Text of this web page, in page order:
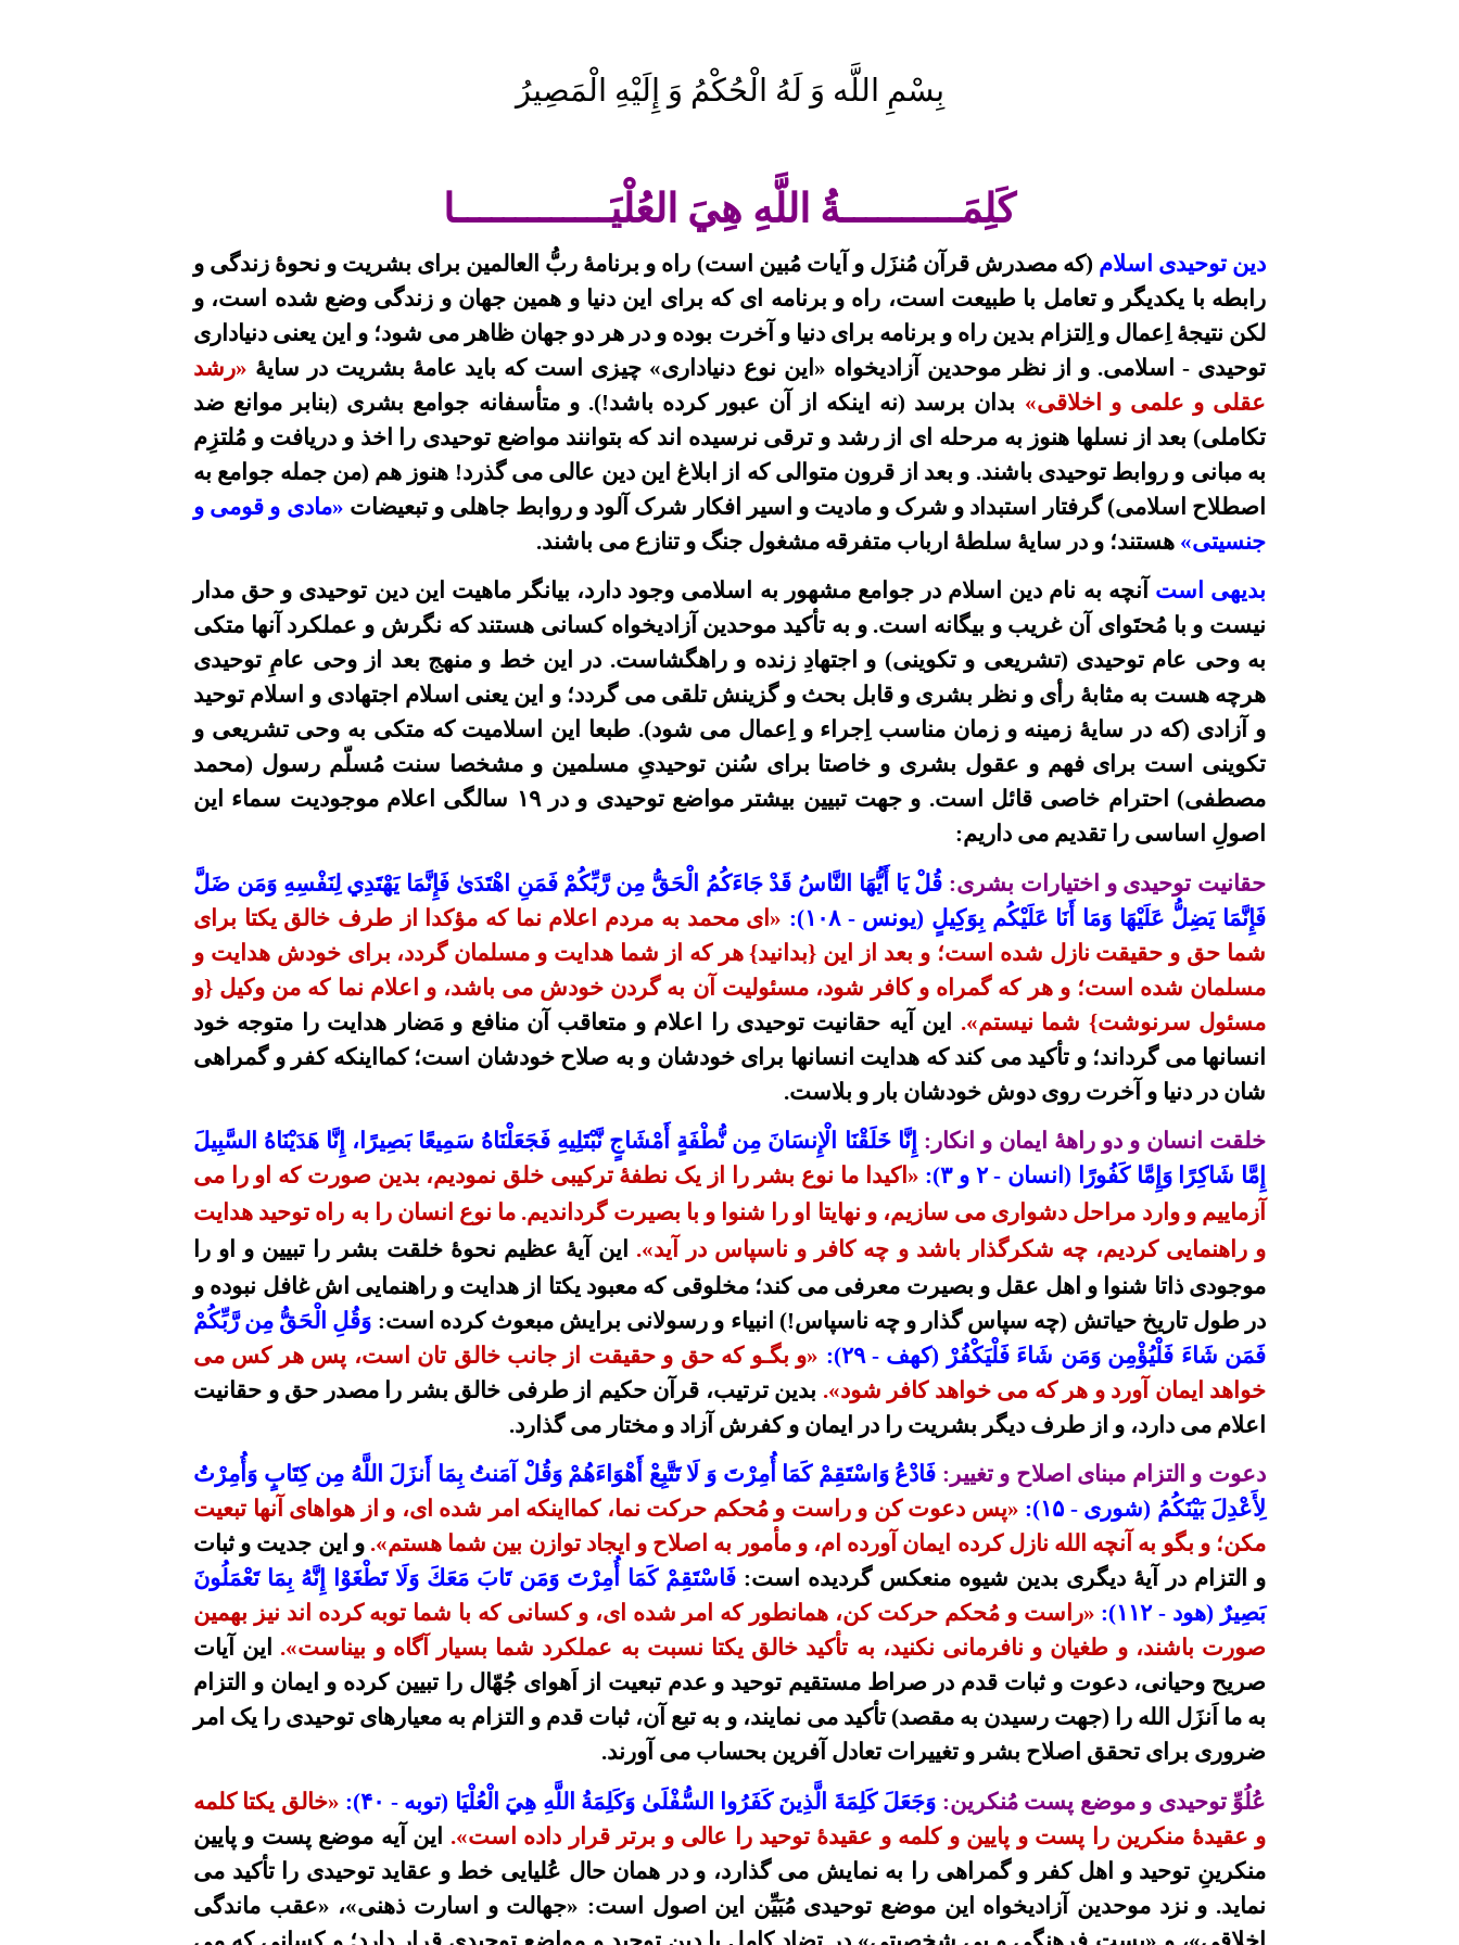
بِسْمِ اللَّه وَ لَهُ الْحُكْمُ وَ إِلَيْهِ الْمَصِيرُ
كَلِمَــــــــــةُ اللَّهِ هِيَ العُلْیَـــــــــــــا
دین توحیدی اسلام (که مصدرش قرآن مُنزَل و آیات مُبین است) راه و برنامۀ ربُّ العالمین برای بشریت و نحوۀ زندگی و
رابطه با یکدیگر و تعامل با طبیعت است، راه و برنامه ای که برای این دنیا و همین جهان و زندگی وضع شده است، و
لکن نتیجۀ اِعمال و اِلتزام بدین راه و برنامه برای دنیا و آخرت بوده و در هر دو جهان ظاهر می شود؛ و این یعنی دنیاداری
توحیدی - اسلامی. و از نظر موحدین آزادیخواه «این نوع دنیاداری» چیزی است که باید عامۀ بشریت در سایۀ «رشد
عقلی و علمی و اخلاقی» بدان برسد (نه اینکه از آن عبور کرده باشد!). و متأسفانه جوامع بشری (بنابر موانع ضد
تکاملی) بعد از نسلها هنوز به مرحله ای از رشد و ترقی نرسیده اند که بتوانند مواضع توحیدی را اخذ و دریافت و مُلتزِم
به مبانی و روابط توحیدی باشند. و بعد از قرون متوالی که از ابلاغ این دین عالی می گذرد! هنوز هم (من جمله جوامع به
اصطلاح اسلامی) گرفتار استبداد و شرک و مادیت و اسیر افکار شرک آلود و روابط جاهلی و تبعیضات «مادی و قومی و
جنسیتی» هستند؛ و در سایۀ سلطۀ ارباب متفرقه مشغول جنگ و تنازع می باشند.
بدیهی است آنچه به نام دین اسلام در جوامعمشهور به اسلامی وجود دارد، بیانگر ماهیت این دین توحیدی و حق مدار
نیست و با مُحتَوای آن غریب و بیگانه است. و به تأکید موحدین آزادیخواهکسانی هستند که نگرش و عملکرد آنها متکی
به وحی عام توحیدی (تشریعی و تکوینی) و اجتهادِ زنده و راهگشاست. در این خط و منهج بعد ازوحی عامِ توحیدی
هرچه هست به مثابۀ رأی و نظر بشری و قابل بحث و گزینش تلقی می گردد؛ و این یعنی اسلام اجتهادی و اسلام توحید
و آزادی (که در سایۀ زمینه و زمان مناسب اِجراء و اِعمال می شود). طبعا این اسلامیت که متکی به وحی تشریعی و
تکوینی
است برای فهم و عقول بشری و خاصتا برای سُنن توحیدیِ مسلمین و مشخصا سنت مُسلّم رسول (محمد
مصطفی) احترام خاصی قائل است.
و جهت تبیین بیشتر مواضع توحیدی و در ۱۹ سالگی اعلام موجودیت سماء این
اصولِ اساسی را تقدیم می داریم:
حقانیت توحیدی و اختیارات بشری: قُلْ يَا أَيُّهَا النَّاسُ قَدْ جَاءَكُمُ الْحَقُّ مِن رَّبِّكُمْ فَمَنِ اهْتَدَىٰ فَإِنَّمَا يَهْتَدِي لِنَفْسِهِ وَمَن ضَلَّ
فَإِنَّمَا يَضِلُّ عَلَيْهَا وَمَا أَنَا عَلَيْكُم بِوَكِيلٍ (یونس -۱۰۸): «ای محمد به مردم اعلام نما که مؤکدا از طرف خالق یکتا برای
شما حق و حقیقت نازل شده است؛ و بعد از این {بدانید} هر که از شما هدایت و مسلمان گردد، برای خودش هدایت و
مسلمان شده است؛ و هر که گمراه و کافر شود، مسئولیت آن به گردن خودش می باشد، و اعلام نما که من وکیل {و
مسئول سرنوشت} شما نیستم».
این آیه حقانیت توحیدی را اعلام و متعاقب آن منافع و مَضار هدایت را متوجه خود
انسانها می گرداند؛ و تأکید می کند که هدایت انسانها برای خودشان و به صلاح خودشان است؛ کمااینکه کفر و گمراهی
شان در دنیا و آخرت روی دوش خودشان بار و بلاست.
خلقت انسان و دو راهۀ ایمان و انکار: إِنَّا خَلَقْنَا الْإِنسَانَ مِن نُّطْفَةٍ أَمْشَاجٍ نَّبْتَلِيهِ فَجَعَلْنَاهُ سَمِيعًا بَصِيرًا، إِنَّا هَدَيْنَاهُ السَّبِيلَ
إِمَّا شَاكِرًا وَإِمَّا كَفُورًا (انسان - ۲ و ۳):
« اکیداما نوع بشر را از یک نطفۀ ترکیبی خلق نمودیم، بدین صورت که او را می
آزماییم و وارد مراحل دشواری می سازیم، و نهایتا او را شنوا و با بصیرت گرداندیم. ما نوع انسان را به راه توحید هدایت
و راهنمایی کردیم، چه شکرگذار باشد و چه کافر و ناسپاس در آید». این آ یۀ عظیم نحوۀ خلقت بشر را تبیین و او را
موجودی ذاتا شنوا و اهل عقل و بصیرت معرفی می کند؛ مخلوقی کهمعبود یکتا از هدایت و راهنمایی اش غافل نبوده و
در طول تاریخحیاتش (چه سپاس گذار و چه ناسپاس!) انبیاء و رسولانی برایشمبعوث کرده است: وَقُلِ الْحَقُّ مِن رَّبِّكُمْ
فَمَن شَاءَ فَلْيُؤْمِن وَمَن شَاءَ فَلْيَكْفُرْ (کهف - ۲۹):
«و بگـو که حق و حقیقت از جانب خالق تان است، پس هر کس می
خواهد ایمان آورد و هر که می خواهد کافر شود». بدین ترتیب، قرآن حکیم از طرفی خالق بشر را مصدر حق و حقانیت
اعلام می دارد، و از طرف دیگر بشریت را در ایمان و کفرش آزاد و مختار می گذارد.
دعوت و التزام مبنای اصلاح و تغییر: فَادْعُ وَاسْتَقِمْكَمَا أُمِرْتَ وَ لَا تَتَّبِعْ أَهْوَاءَهُمْ وَقُلْ آمَنتُ بِمَا أَنزَلَ اللَّهُ مِن كِتَابٍ وَأُمِرْتُ
لِأَعْدِلَ بَيْنَكُمُ (شوری - ۱۵):
«پس دعوت کن و راست و مُحکم حرکت نما، کمااینکه امر شده ای، و از هواهای آنها تبعیت
مکن؛ و بگو به آنچه الله نازل کرده ایمان آورده ام، و مأمور به اصلاح و ایجاد توازن بین شما هستم».و این جدیت و ثبات
و التزام در آیۀ دیگری بدین شیوه منعکس گردیده است: فَاسْتَقِمْكَمَا أُمِرْتَ وَمَن تَابَ مَعَكَ وَلَا تَطْغَوْا إِنَّهُ بِمَا تَعْمَلُونَ
بَصِيرٌ (هود - ۱۱۲):
«راست و مُحکم حرکت کن، همانطور که امر شده ای، و کسانی که با شما توبه کرده اند نیز بهمین
صورت باشند، و طغیان و نافرمانی نکنید، به تأکید خالق یکتا نسبت به عملکرد شما بسیار آگاه و بیناست».
این آیات
صریح وحیانی، دعوت و ثبات قدم در صراط مستقیم توحید و عدم تبعیت از اَهوای جُهّال راتبیین کردهو ایمان و التزام
به ما اَنزَل الله را (جهت رسیدن به مقصد) تأکید می نمایند،و به تبع آن، ثبات قدم و التزام به معیارهای توحیدی را یک امر
ضروری برای تحقق اصلاح بشر و تغییرات تعادل آفرین بحساب می آورند.
عُلُوِّ توحیدی و موضع پست مُنکرین: وَجَعَلَ كَلِمَةَ الَّذِينَ كَفَرُوا السُّفْلَىٰ وَكَلِمَةُ اللَّهِ هِيَ الْعُلْيَا (توبه - ۴۰): «خالق یکتاکلمه
و عقیدۀ منکرین را پست و پایین و کلمه و عقیدۀ توحید را عالی و برتر قرار داده است».
این آیه موضع پست و پایین
منکرینِ توحید و اهل کفر و گمراهی را به نمایش می گذارد، و در همان حال عُلیایی خط و عقاید توحیدی را تأکید می
نماید. و نزد موحدین آزادیخواه این موضع توحیدی مُبَیِّن این اصول است: «جهالت و اسارت ذهنی»، «عقب ماندگی